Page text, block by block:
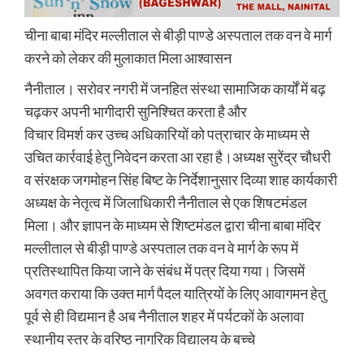
चीना बाबा मंदिर मल्लीताल से बीड़ी पाण्डे अस्पताल तक वन वे मार्ग
करने को लेकर की मुलाकात मिला आश्वासन
नैनीताल। सरोवर नगरी में जनहित संस्था सामाजिक कार्यों में बढ़
चढ़कर अपनी भागीदारी सुनिश्चित करता है और
विचार विमर्श कर उच्च अधिकारियों को पत्राचार के माध्यम से
उचित कार्रवाई हेतु निवेदन करता आ रहा है।अध्यक्ष सुरेंद्र चौधरी
व संरक्षक जगमोहन सिंह बिष्ट के निर्देशानुसार दिव्या शाह कार्यकारी
अध्यक्ष के नेतृत्व में जिलाधिकारी नैनीताल से एक शिषटमंडल
मिला। और ज्ञापन के माध्यम से शिष्टमंडल द्वारा चीना बाबा मंदिर
मल्लीताल से बीड़ी पाण्डे अस्पताल तक वन वे मार्ग के रूप में
प्रतिस्थापित किया जाने के संबंध में पत्र दिया गया। जिसमें
अवगत कराया कि उक्त मार्ग पैदल यात्रियों के लिए आवागमन हेतु
पूर्व से ही विद्यमान है अब नैनीताल शहर में पर्यटकों के अलावा
स्थानीय स्तर के वरिष्ठ नागरिक विद्यालय के बच्चे